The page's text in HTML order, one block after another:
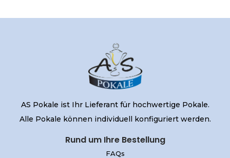
AS Pokale ist Ihr Lieferant für hochwertige Pokale.
Alle Pokale können individuell konfiguriert werden.
Rund um Ihre Bestellung
FAQs